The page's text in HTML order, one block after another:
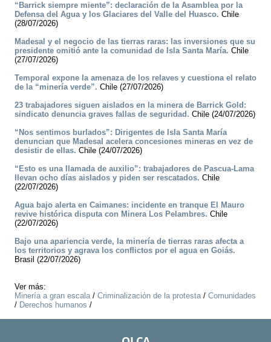
“Barrick siempre miente”: declaración de la Asamblea por la
Defensa del Agua y los Glaciares del Valle del Huasco. Chile
(28/07/2026)
Madesal y el negocio de las tierras raras: las inversiones que su
presidente omitió ante la comunidad de Isla Santa María. Chile
(27/07/2026)
Temporal expone la amenaza de los relaves y cuestiona el relato
de la “minería verde”. Chile (27/07/2026)
23 trabajadores siguen aislados en la minera de Barrick Gold:
sindicato denuncia graves fallas de seguridad. Chile (24/07/2026)
“Nos sentimos burlados”: Dirigentes de Isla Santa María
denuncian que Madesal acelera concesiones mineras en vez de
desistir de ellas. Chile (24/07/2026)
“Esto es una llamada de auxilio”: trabajadores de Pascua-Lama
llevan ocho días aislados y piden ser rescatados. Chile
(22/07/2026)
Agua bajo alerta en Caimanes: incidente en tranque El Mauro
revive histórica disputa con Minera Los Pelambres. Chile
(22/07/2026)
Bajo una apariencia verde, la minería de tierras raras afecta a
los territorios y agrava los conflictos por el agua en Goiás.
Brasil (22/07/2026)
Ver más:
Minería a gran escala/ Criminalización de la protesta/ Comunidades
/ Derechos humanos /